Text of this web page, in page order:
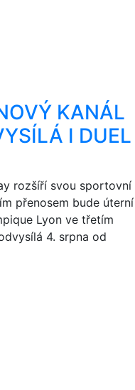
KANÁL
I DUEL
rozšíří svou sportovní
přenosem bude úterní
Lyon ve třetím
4. srpna od